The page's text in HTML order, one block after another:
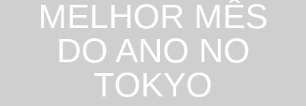
MELHOR MÊS
DO ANO NO
TOKYO